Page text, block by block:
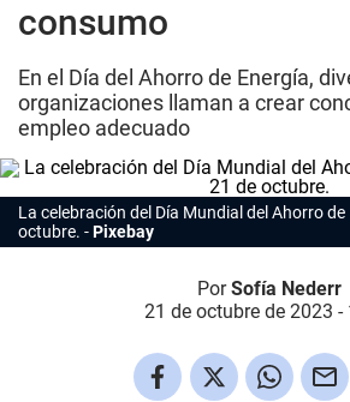
consumo
En el Día del Ahorro de Energía,
organizaciones llaman a crear
empleo adecuado
La celebración del Día Mundial del Ahorro de
octubre.
Pixebay
PorSofía Nederr
21 de octubre de 2023 -